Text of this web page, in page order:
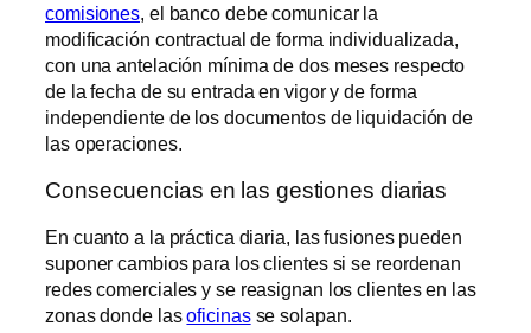
comisiones, el banco debe comunicar la
modificación contractual de forma individualizada,
con una antelación mínima de dos meses respecto
de la fecha de su entrada en vigor y de forma
independiente de los documentos de liquidación de
las operaciones.
Consecuencias en las gestiones diarias
En cuanto a la práctica diaria, las fusiones pueden
suponer cambios para los clientes si se reordenan
redes comerciales y se reasignan los clientes en las
zonas donde lasoficinasse solapan.